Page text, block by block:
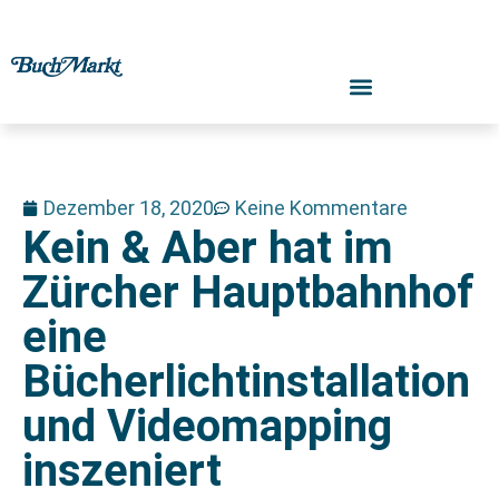
Dezember 18, 2020 Keine Kommentare
Kein & Aber hat im
Zürcher Hauptbahnhof
eine
Bücherlichtinstallation
und Videomapping
inszeniert